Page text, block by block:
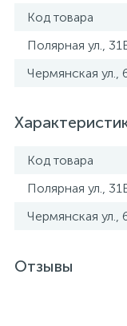
Код товара
Полярная ул.,
Чермянская ул.,
Код товара
Полярная ул.,
Чермянская ул.,
Отзывы